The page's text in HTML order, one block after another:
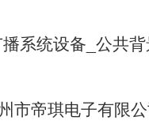
系统设备_公共
市帝琪电子有限